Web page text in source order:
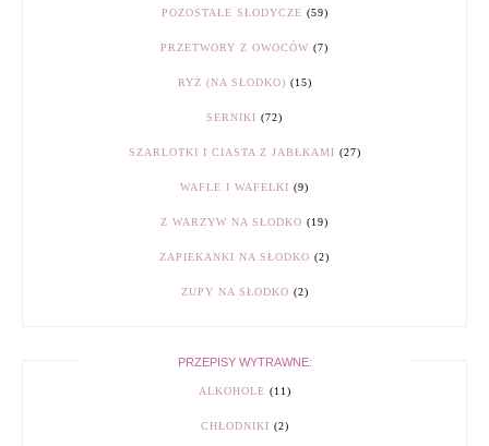
POZOSTAŁE SŁODYCZE (59)
PRZETWORY Z OWOCÓW (7)
RYŻ (NA SŁODKO) (15)
SERNIKI (72)
SZARLOTKI I CIASTA Z JABŁKAMI (27)
WAFLE I WAFELKI (9)
Z WARZYW NA SŁODKO (19)
ZAPIEKANKI NA SŁODKO (2)
ZUPY NA SŁODKO (2)
PRZEPISY WYTRAWNE:
ALKOHOLE (11)
CHŁODNIKI (2)